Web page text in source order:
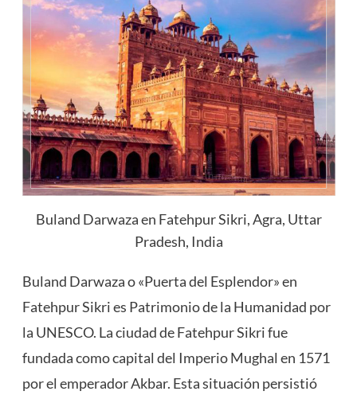
Buland Darwaza en Fatehpur Sikri, Agra, Uttar
Pradesh, India
Buland Darwaza o «Puerta del Esplendor» en
Fatehpur Sikri es Patrimonio de la Humanidad por
la UNESCO. La ciudad de Fatehpur Sikri fue
fundada como capital del Imperio Mughal en 1571
por el emperador Akbar. Esta situación persistió